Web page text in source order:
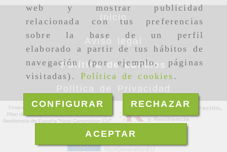
web y mostrar publicidad
relacionada con tus preferencias
sobre la base de un perfil
elaborado a partir de tus hábitos de
navegación (por ejemplo, páginas
visitadas). Política de cookies .
CONFIGURAR RECHAZAR
ACEPTAR
Inicio
Aviso legal
Política de cookies
Política de Privacidad